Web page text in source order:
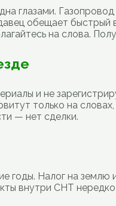
глазами.
обещает
на слова.
и не
только на
— нет сделки.
годы. Налог на
внутри СНТ